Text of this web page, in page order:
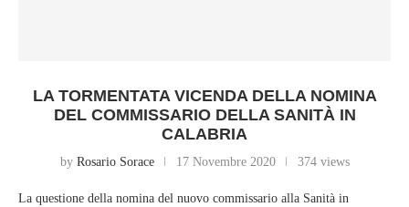
LA TORMENTATA VICENDA DELLA NOMINA
DEL COMMISSARIO DELLA SANITÀ IN
CALABRIA
by Rosario Sorace 17 Novembre 2020 374 views
La questione della nomina del nuovo commissario alla Sanità in